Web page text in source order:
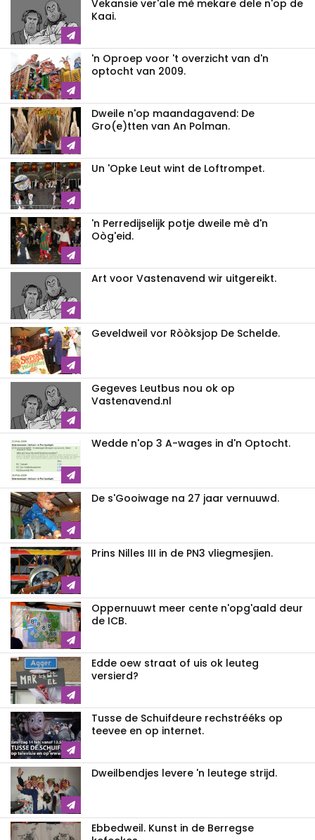
Vekansie ver'ale mè mekare dele n'op de
Kaai.
'n Oproep voor 't overzicht van d'n
optocht van 2009.
Dweile n'op maandagavend: De
Gro(e)tten van An Polman.
Un 'Opke Leut wint de Loftrompet.
'n Perredijselijk potje dweile mè d'n
Oòg'eid.
Art voor Vastenavend wir uitgereikt.
Geveldweil vor Ròòksjop De Schelde.
Gegeves Leutbus nou ok op
Vastenavend.nl
Wedde n'op 3 A-wages in d'n Optocht.
De s'Gooiwage na 27 jaar vernuuwd.
Prins Nilles III in de PN3 vliegmesjien.
Oppernuuwt meer cente n'opg'aald deur
de ICB.
Edde oew straat of uis ok leuteg
versierd?
Tusse de Schuifdeure rechstrééks op
teevee en op internet.
Dweilbendjes levere 'n leutege strijd.
Ebbedweil. Kunst in de Berregse